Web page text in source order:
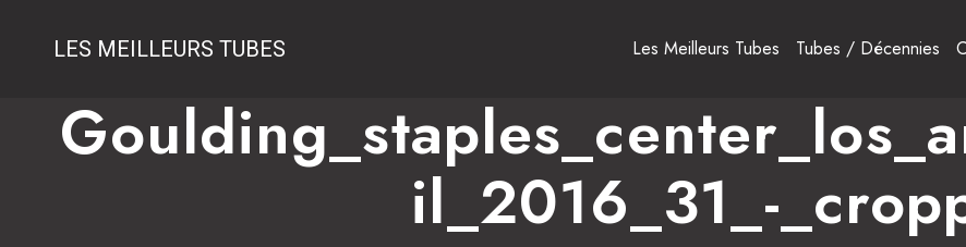
LES MEILLEURS TUBES Les Meilleurs Tubes Tubes / Décennies
Il_2016_31_-